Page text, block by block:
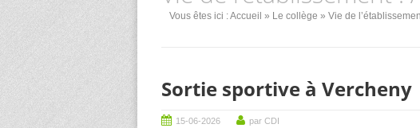
Vous êtes ici :Accueil » Le collège » Vie de
Sortie sportive à Vercheny
15-06-2026 par CDI